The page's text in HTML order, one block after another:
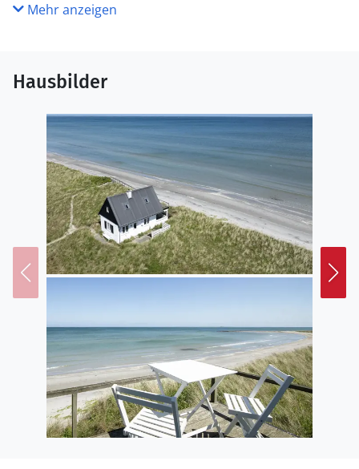
Mehr anzeigen
Hausbilder